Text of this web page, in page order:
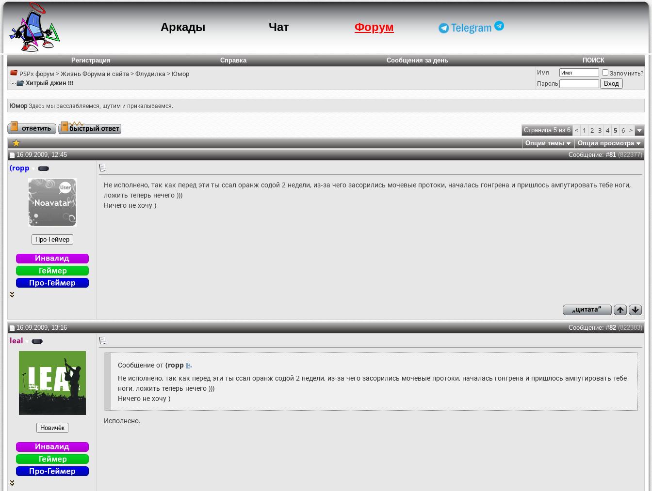
Аркады Чат Форум
Регистрация Справка Сообщения за день ПОИСК
PSPx форум >Жизнь Форума и сайта>Флудилка> Юмор
Хитрый джин !!!
Имя
Запомнить?
Пароль
ЮморЗдесь мы расслабляемся, шутим и прикалываемся.
Страница 5 из 6 < 1 2 3 4 5 6 >
Опции темы
Опции просмотра
16.09.2009, 12:45
Сообщение: #81(822377)
(ropp
Не исполнено, так как перед эти ты ссал оранж содой 2 недели, из-за чего засорились мочевые протоки, началась гонгрена и пришлось ампутировать тебе ноги,
ложить теперь нечего )))
Ничего не хочу )
16.09.2009, 13:16 Сообщение: #82(822383)
leal
Сообщение от (ropp
Не исполнено, так как перед эти ты ссал оранж содой 2 недели, из-за чего засорились мочевые протоки, началась гонгрена и пришлось ампутировать тебе
ноги, ложить теперь нечего )))
Ничего не хочу )
Исполнено.